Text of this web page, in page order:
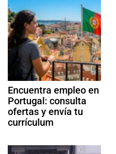
Encuentra empleo en
Portugal: consulta
ofertas y envía tu
currículum